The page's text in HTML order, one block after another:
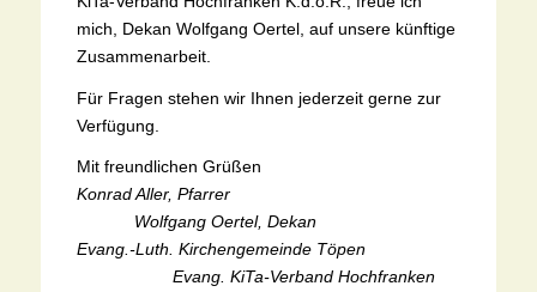
mich, Dekan Wolfgang Oertel, auf unsere künftige
Zusammenarbeit.
Für Fragen stehen wir Ihnen jederzeit gerne zur
Verfügung.
Mit freundlichen Grüßen
Konrad Aller, Pfarrer
Wolfgang Oertel, Dekan
Evang.-Luth. Kirchengemeinde Töpen
Evang. KiTa-Verband Hochfranken